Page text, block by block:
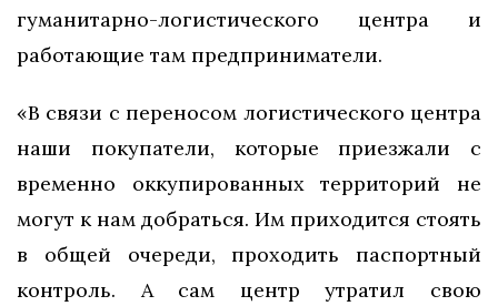
гуманитарно-логистического центра и
работающие там предприниматели.
«В связи с переносом логистического центра
наши покупатели, которые приезжали с
временно оккупированных территорий не
могут к нам добраться. Им приходится стоять
в общей очереди, проходить паспортный
контроль. А сам центр утратил свою